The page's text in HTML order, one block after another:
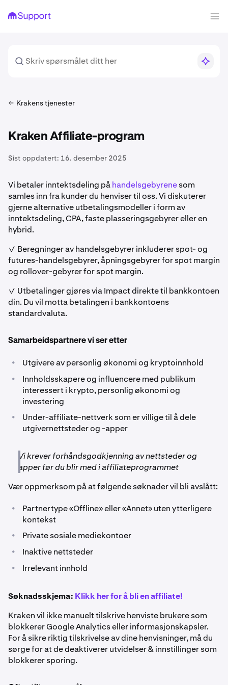
Krakens tjenester
Kraken Affiliate-program
Sist oppdatert: 16. desember 2025
Vi betaler inntektsdeling påhandelsgebyrenesom
samles inn fra kunder du henviser til oss. Vi diskuterer
gjerne alternative utbetalingsmodeller i form av
inntektsdeling, CPA, faste plasseringsgebyrer eller en
hybrid.
✓ Beregninger av handelsgebyrer inkluderer spot- og
futures-handelsgebyrer, åpningsgebyrer for spot margin
og rollover-gebyrer for spot margin.
✓ Utbetalinger gjøres via Impact direkte til bankkontoen
din. Du vil motta betalingen i bankkontoens
standardvaluta.
Samarbeidspartnere vi ser etter
• Utgivere av personlig økonomi og kryptoinnhold
•
Innholdsskapere og influencere med publikum
interessert i krypto, personlig økonomi og
investering
•
Under-affiliate-nettverk som er villige til å dele
utgivernettsteder og -apper
Vi krever forhåndsgodkjenning av nettsteder og
apper før du blir med i affiliateprogrammet
Vær oppmerksom på at følgende søknader vil bli avslått:
•
Partnertype «Offline» eller «Annet» uten ytterligere
kontekst
• Private sosiale mediekontoer
• Inaktive nettsteder
• Irrelevant innhold
Søknadsskjema: Klikk her for å bli en affiliate!
Kraken vil ikke manuelt tilskrive henviste brukere som
blokkerer Google Analytics eller informasjonskapsler.
For å sikre riktig tilskrivelse av dine henvisninger, må du
sørge for at de deaktiverer utvidelser & innstillinger som
blokkerer sporing.